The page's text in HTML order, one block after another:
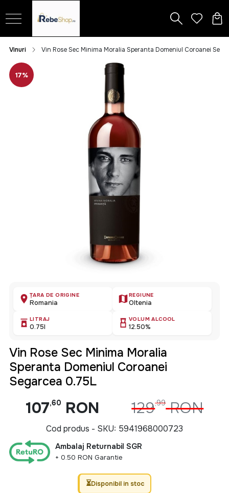
Vinuri Vin Rose Sec Minima Moralia Speranta Domeniul Coroanei
17%
ȚARA DE ORIGINE
Romania
REGIUNE
Oltenia
LITRAJ
0.75l
VOLUM ALCOOL
12.50%
Vin Rose Sec Minima Moralia
Speranta Domeniul Coroanei
Segarcea 0.75L
107,60 RON 129,99 RON
Cod produs - SKU 5941968000723
Ambalaj Returnabil SGR
+ 0.50 RON Garantie
Disponibil in stoc